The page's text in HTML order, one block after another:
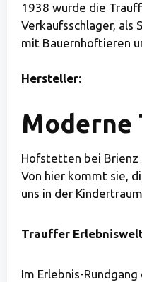
1938 wurde die
Verkaufsschlager, als
mit Bauernhoftieren
Hersteller:
Moderne
Hofstetten bei Brienz
Von hier kommt sie,
uns in der
Trauffer
Im Erlebnis-